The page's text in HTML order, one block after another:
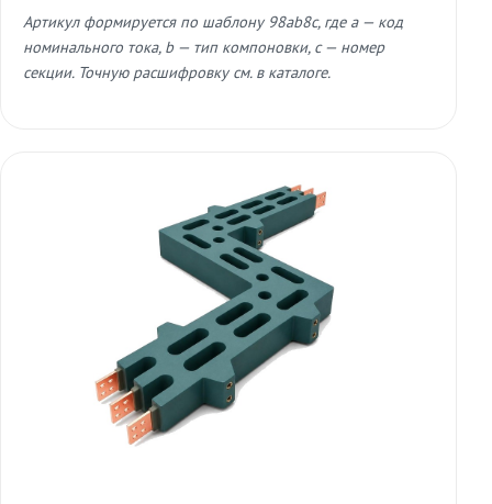
Артикул формируется по шаблону 98ab8c, где a — код
номинального тока, b — тип компоновки, c — номер
секции. Точную расшифровку см. в каталоге.